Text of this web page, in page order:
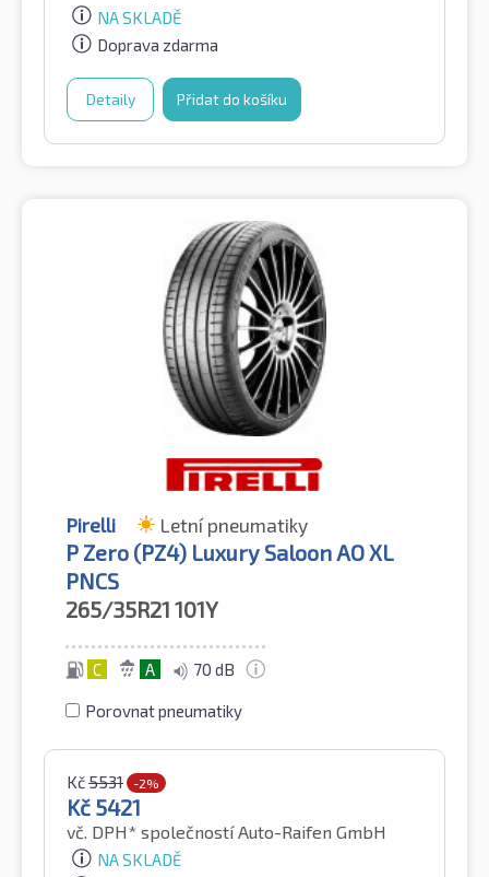
NA SKLADĚ
Doprava zdarma
Detaily Přidat do košíku
Pirelli Letní pneumatiky
P Zero (PZ4) Luxury Saloon AO XL
PNCS
265/35R21 101Y
C A 70 dB
Porovnat pneumatiky
Kč5531 -2%
Kč 5421
vč. DPH* společností Auto-Raifen GmbH
NA SKLADĚ